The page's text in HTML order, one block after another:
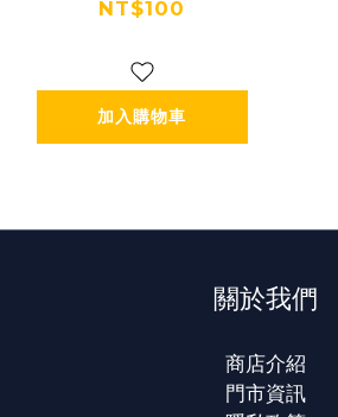
Ⓕ
NT$100
加入購物車
關於我們
商店介紹
門市資訊